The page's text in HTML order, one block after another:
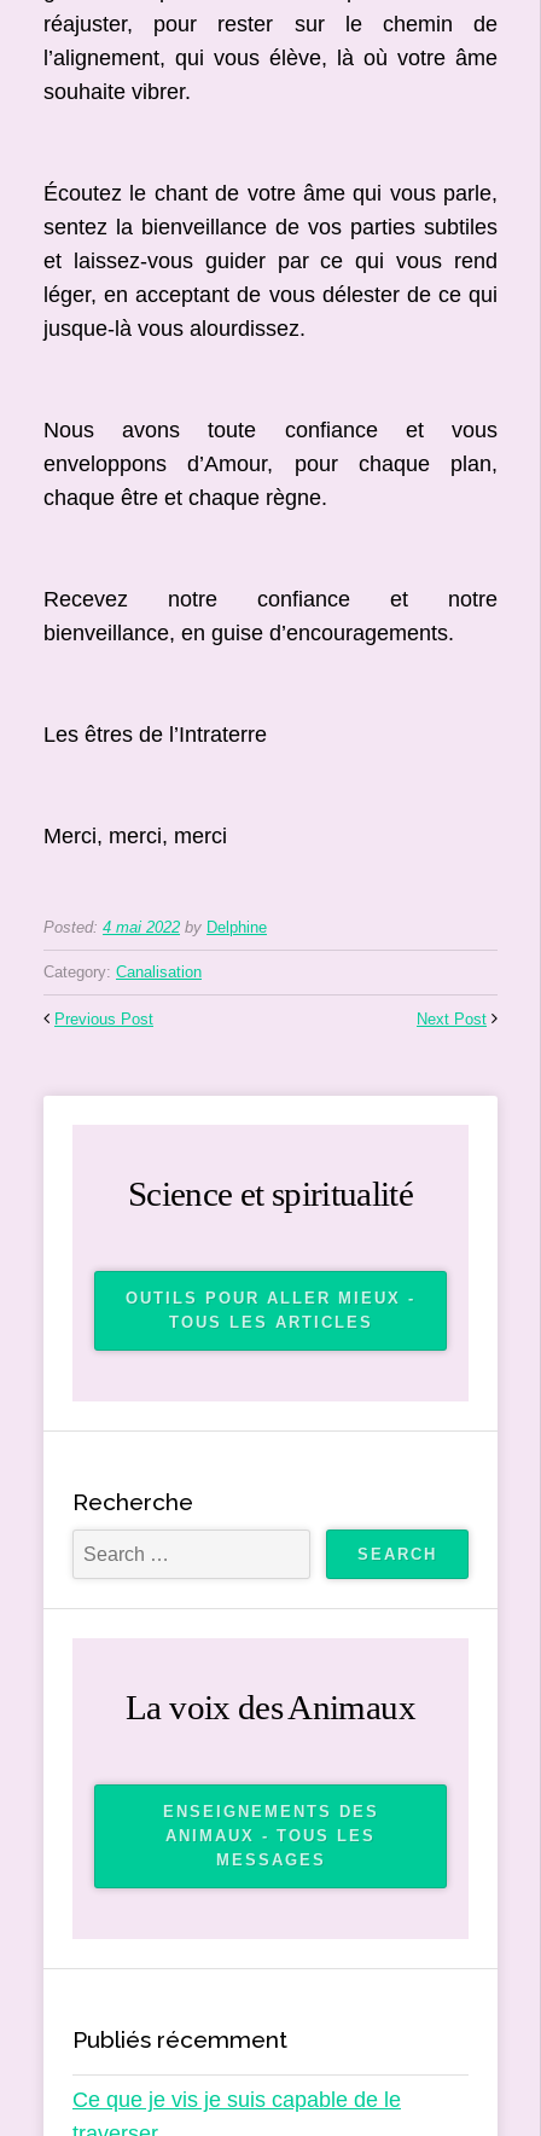
réajuster, pour rester sur le chemin de
l’alignement, qui vous élève, là où votre âme
souhaite vibrer.
Écoutez le chant de votre âme qui vous parle,
sentez la bienveillance de vos parties subtiles
et laissez-vous guider par ce qui vous rend
léger, en acceptant de vous délester de ce qui
jusque-là vous alourdissez.
Nous avons toute confiance et vous
enveloppons d’Amour, pour chaque plan,
chaque être et chaque règne.
Recevez notre confiance et notre
bienveillance, en guise d’encouragements.
Les êtres de l’Intraterre
Merci, merci, merci
Posted: 4 mai 2022 by Delphine
Category: Canalisation
Previous Post Next Post
Science et spiritualité
OUTILS POUR ALLER MIEUX -
TOUS LES ARTICLES
Recherche
La voix des Animaux
ENSEIGNEMENTS DES
ANIMAUX - TOUS LES
MESSAGES
Publiés récemment
Ce que je vis je suis capable de le